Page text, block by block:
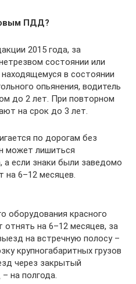
ПДД?
2015 года, за
состоянии или
в состоянии
опьянения, водитель
до 2 лет. При повторном
на срок до 3 лет.
по дорогам без
может лишиться
а если знаки были заведомо
на 6–12 месяцев.
оборудования красного
отнять на 6–12 месяцев, за
на встречную полосу –
крупногабаритных грузов
через закрытый
на полгода.